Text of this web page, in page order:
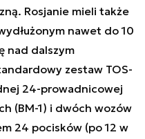
Rosjanie mieli także
nawet do 10
nad dalszym
zestaw TOS-
24-prowadnicowej
(BM-1) i dwóch wozów
24 pocisków (po 12 w